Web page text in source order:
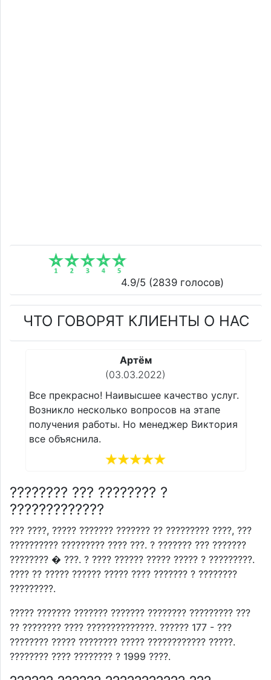
4.9/5 (2839голосов)
ЧТО ГОВОРЯТ КЛИЕНТЫ О НАС
услуг.
Сергей
(22.02.2022)
Все прекрасно! Наивысшее качество услуг.
Возникло несколько вопросов на этапе
получения работы. Но менеджер Виктория
все объяснила.
???????? ??? ???????? ?
?????????????
??? ????, ????? ??????? ??????? ?? ????????? ????, ???
?????????? ????????? ???? ???. ? ??????? ??? ???????
???????? � ???. ? ???? ?????? ????? ????? ? ?????????.
???? ?? ????? ?????? ????? ???? ??????? ? ????????
?????????.
????? ??????? ??????? ??????? ???????? ????????? ???
?? ???????? ???? ??????????????. ?????? 177 - ???
???????? ????? ???????? ????? ???????????? ?????.
???????? ???? ???????? ? 1999 ????.